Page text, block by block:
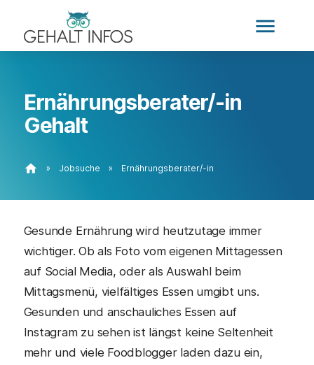
menu
Ernährungsberater/-in
Gehalt
home » Jobsuche » Ernährungsberater/-in
Gesunde Ernährung wird heutzutage immer
wichtiger. Ob als Foto vom eigenen Mittagessen
auf Social Media, oder als Auswahl beim
Mittagsmenü, vielfältiges Essen umgibt uns.
Gesunden und anschauliches Essen auf
Instagram zu sehen ist längst keine Seltenheit
mehr und viele Foodblogger laden dazu ein,